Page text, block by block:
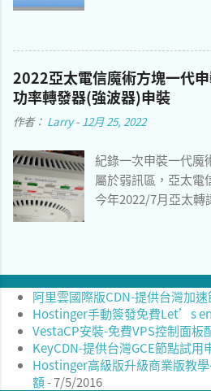
言看著有繁體中文
2012運行，就是開機
是官方中國伺服器，
外鏡像，可以參考以
.org/g' \ /etc/apt/
面 4、 由於開放系統
酷音輸入法會遇到各
法，安裝過程會需
以下教學 [2] ：
libfcitx5core-dev
libfcitx5utils-dev \
modules gettext
essential 下載git目
clone https://
2022亞太電信魔術方塊一代
功率轉發器(強波器)申裝
作者： Larry - 12月 25, 2022
紀錄一次申裝一代魔
屬於弱訊區，亞太電
今年2022/7月亞太轉
手機來說WIFI通話
台背面圖1
阿里雲國際版CDN-提供台灣加
Hostinger手動簽發免費Let’s
VestaCP安裝-免費VPS控制面板
KeyCDN-提供台灣GCE節點試用
Hostinger高級版升級商業版教
額- 7/5/2016